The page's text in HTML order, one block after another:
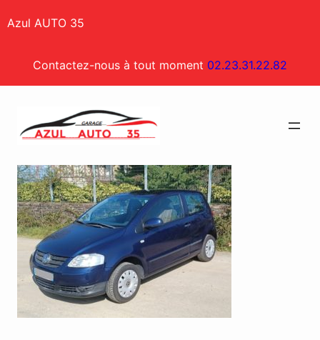
auAzul AUTO 35
Contactez-nous à tout moment 02.23.31.22.82